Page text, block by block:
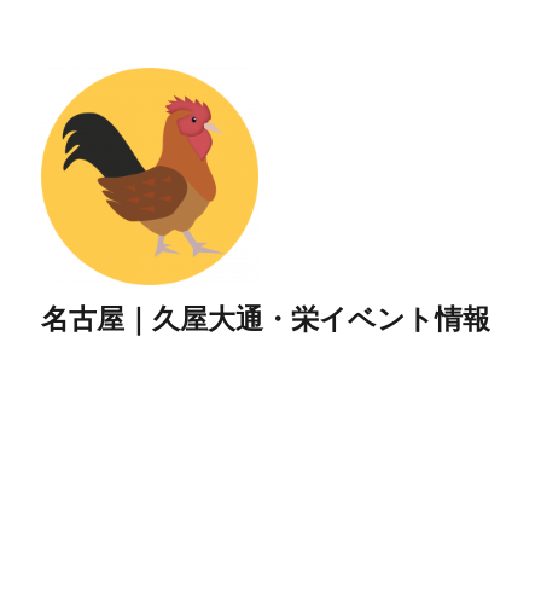
名古屋｜久屋大通・栄イベント情報